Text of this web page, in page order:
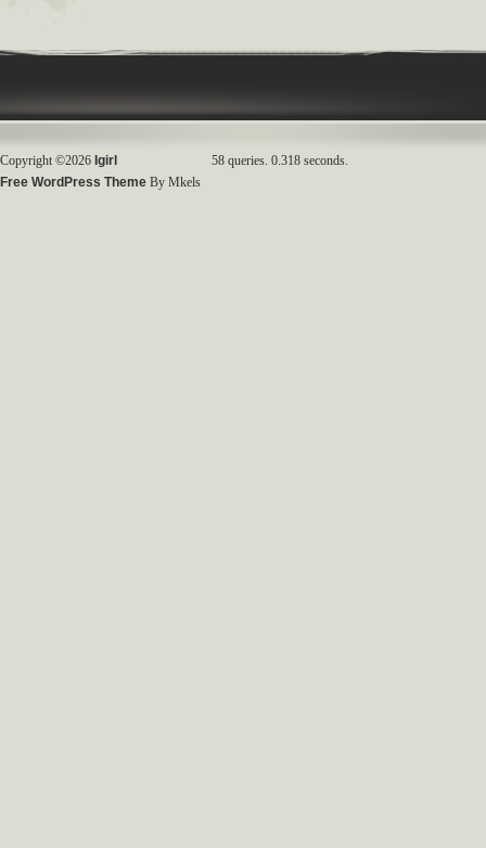
Copyright ©2026 Igirl
Free WordPress Theme By Mkels
58 queries. 0.318 seconds.